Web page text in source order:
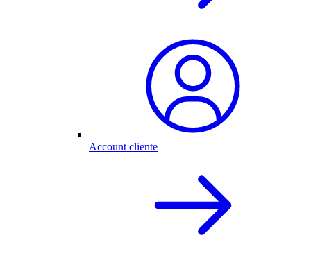
Account cliente